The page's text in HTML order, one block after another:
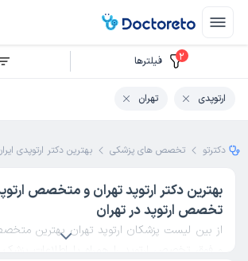
دکترتو تخصص های پزشکی بهترین دکتر ارتوپدی
بهترین دکتر ارتوپد تهران و متخصص
تخصص ارتوپد در تهران
از بین لیست پزشکان ارتوپد تهران بهترین
2 فیلتر‌ها
ارتوپدی تهران